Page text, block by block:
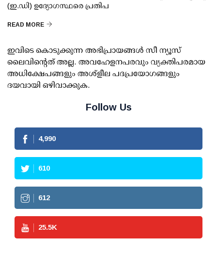
(ഇ.ഡി) ഉദ്യോഗസ്ഥരെ പ്രതിപ
READ MORE
ഇവിടെ കൊടുക്കുന്ന അഭിപ്രായങ്ങള്‍ സീ ന്യൂസ്
ലൈവിന്റെത് അല്ല. അവഹേളനപരവും വ്യക്തിപരമായ
അധിക്ഷേപങ്ങളും അശ്‌ളീല പദപ്രയോഗങ്ങളും
ദയവായി ഒഴിവാക്കുക.
Follow Us
4,990
610
612
25.5K